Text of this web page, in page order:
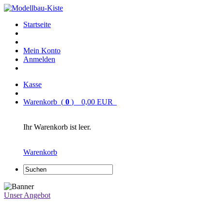
Startseite
Mein Konto
Anmelden
Kasse
Warenkorb ( 0 ) 0,00 EUR
Ihr Warenkorb ist leer.
Warenkorb
Unser Angebot